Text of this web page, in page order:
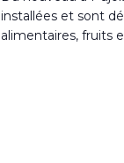
installées et sont
alimentaires, fruits